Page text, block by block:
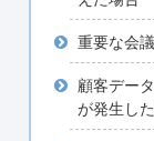
重要な会
顧客デー
が発生し